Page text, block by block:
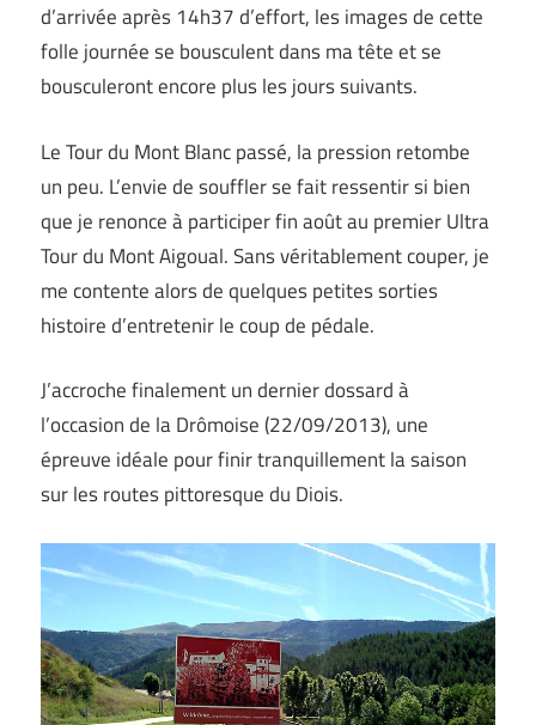
d’arrivée après 14h37 d’effort, les images de cette
folle journée se bousculent dans ma tête et se
bousculeront encore plus les jours suivants.
Le Tour du Mont Blanc passé, la pression retombe
un peu. L’envie de souffler se fait ressentir si bien
que je renonce à participer fin août au premier Ultra
Tour du Mont Aigoual. Sans véritablement couper, je
me contente alors de quelques petites sorties
histoire d’entretenir le coup de pédale.
J’accroche finalement un dernier dossard à
l’occasion de la Drômoise (22/09/2013), une
épreuve idéale pour finir tranquillement la saison
sur les routes pittoresque du Diois.